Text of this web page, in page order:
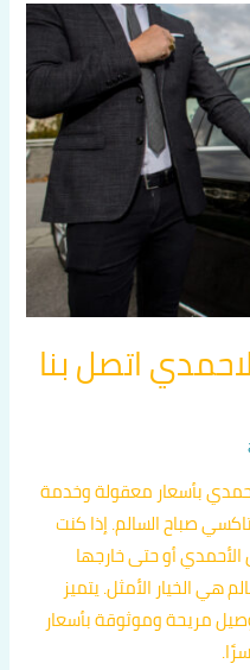
اتصل بنا
بأسعار معقولة وخدمة
صباح السالم. إذا كنت
أو حتى خارجها
هي الخيار الأمثل. يتميز
مريحة وموثوقة بأسعار